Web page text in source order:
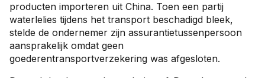
producten importeren uit China. Toen een partij
waterlelies tijdens het transport beschadigd bleek,
stelde de ondernemer zijn assurantietussenpersoon
aansprakelijk omdat geen
goederentransportverzekering was afgesloten.